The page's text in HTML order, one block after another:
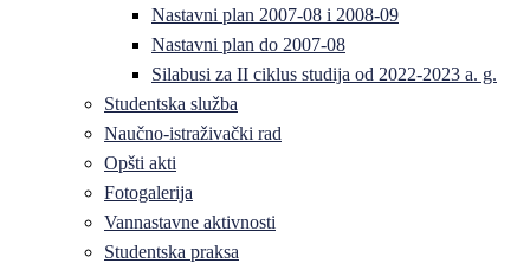
Nastavni plan 2007-08 i 2008-09
Nastavni plan do 2007-08
Silabusi za II ciklus studija od 2022-2023 a. g.
Studentska služba
Naučno-istraživački rad
Opšti akti
Fotogalerija
Vannastavne aktivnosti
Studentska praksa